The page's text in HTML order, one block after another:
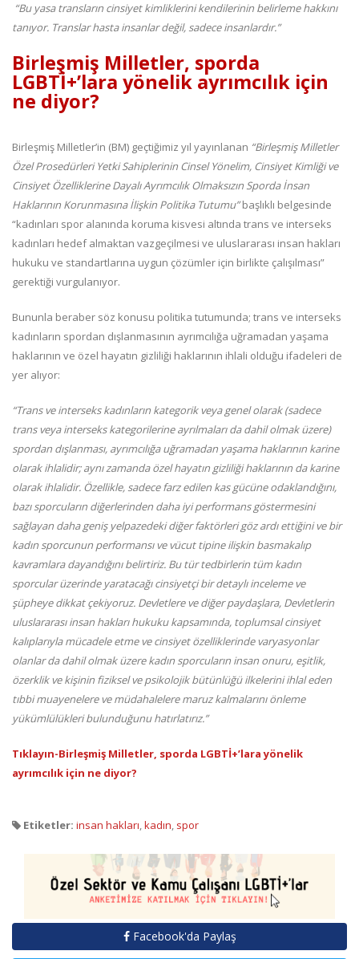
“Bu yasa transların cinsiyet kimliklerini kendilerinin belirleme hakkını
tanıyor. Translar hasta insanlar değil, sadece insanlardır.”
Birleşmiş Milletler, sporda
LGBTİ+’lara yönelik ayrımcılık için
ne diyor?
Birleşmiş Milletler’in (BM) geçtiğimiz yıl yayınlanan “Birleşmiş Milletler
Özel Prosedürleri Yetki Sahiplerinin Cinsel Yönelim, Cinsiyet Kimliği ve
Cinsiyet Özelliklerine Dayalı Ayrımcılık Olmaksızın Sporda İnsan
Haklarının Korunmasına İlişkin Politika Tutumu”başlıklı belgesinde
“kadınları spor alanında koruma kisvesi altında trans ve interseks
kadınları hedef almaktan vazgeçilmesi ve uluslararası insan hakları
hukuku ve standartlarına uygun çözümler için birlikte çalışılması”
gerektiği vurgulanıyor.
Bununla beraber söz konusu politika tutumunda; trans ve interseks
kadınların spordan dışlanmasının ayrımcılığa uğramadan yaşama
haklarının ve özel hayatın gizliliği haklarının ihlali olduğu ifadeleri de
yer alıyor:
“Trans ve interseks kadınların kategorik veya genel olarak (sadece
trans veya interseks kategorilerine ayrılmaları da dahil olmak üzere)
spordan dışlanması, ayrımcılığa uğramadan yaşama haklarının karine
olarak ihlalidir; aynı zamanda özel hayatın gizliliği haklarının da karine
olarak ihlalidir. Özellikle, sadece farz edilen kas gücüne odaklandığını,
bazı sporcuların diğerlerinden daha iyi performans göstermesini
sağlayan daha geniş yelpazedeki diğer faktörleri göz ardı ettiğini ve bir
kadın sporcunun performansı ve vücut tipine ilişkin basmakalıp
kavramlara dayandığını belirtiriz. Bu tür tedbirlerin tüm kadın
sporcular üzerinde yaratacağı cinsiyetçi bir detaylı inceleme ve
şüpheye dikkat çekiyoruz. Devletlere ve diğer paydaşlara, Devletlerin
uluslararası insan hakları hukuku kapsamında, toplumsal cinsiyet
kalıplarıyla mücadele etme ve cinsiyet özelliklerinde varyasyonlar
olanlar da dahil olmak üzere kadın sporcuların insan onuru, eşitlik,
özerklik ve kişinin fiziksel ve psikolojik bütünlüğü ilkelerini ihlal eden
tıbbi muayenelere ve müdahalelere maruz kalmalarını önleme
yükümlülükleri bulunduğunu hatırlatırız.”
Tıklayın-Birleşmiş Milletler, sporda LGBTİ+’lara yönelik
ayrımcılık için ne diyor?
Etiketler: insan hakları,kadın, spor
Facebook'da Paylaş